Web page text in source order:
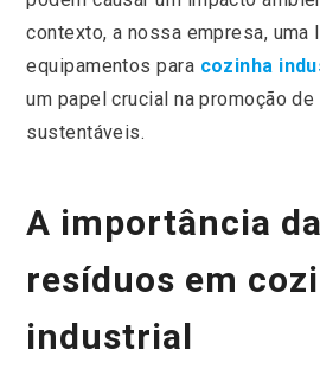
contexto, a nossa empresa, uma
equipamentos para cozinha
um papel crucial na promoção
sustentáveis.
A importância
resíduos em
industrial